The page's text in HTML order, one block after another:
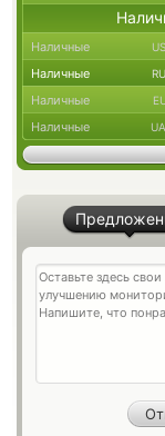
Наличные
Наличные
Наличные
Наличные